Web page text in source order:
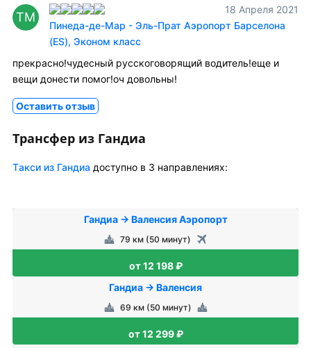
TM
18 Апреля 2021
Пинеда-де-Мар - Эль-Прат Аэропорт Барселона
(ES), Эконом класс
прекрасно!чудесный русскоговорящий водитель!еще и
вещи донести помог!оч довольны!
Оставить отзыв
Трансфер из Гандиа
Tакси из Гандиа доступно в 3 направлениях:
Гандиа → Валенсия Аэропорт
79 км (50 минут)
от 12 198 ₽
Гандиа → Валенсия
69 км (50 минут)
от 12 299 ₽